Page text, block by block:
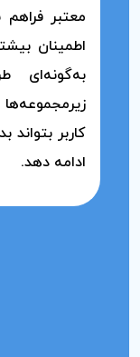
معتبر
اطمینان
کاربر
ادامه دهد.